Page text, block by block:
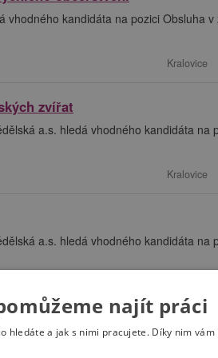
vhodného kandidáta na pozici Obsluha
Kralovice
zvířat
a.s. hledá vhodného kandidáta na
Kralovice
a.s. hledá vhodného kandidáta na
úřadu práce Kralovice
najít práci
hledáte a jak s nimi pracujete. Díky nim